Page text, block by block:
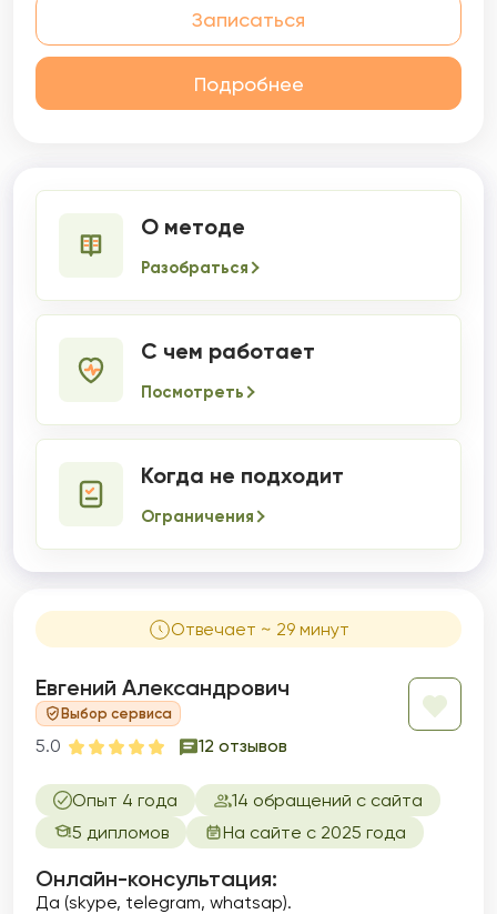
Записаться
Подробнее
О методе
Разобраться
С чем работает
Посмотреть
Когда не подходит
Ограничения
Отвечает ~ 29 минут
Евгений Александрович
Выбор сервиса
5.0 12 отзывов
Опыт 4 года
14 обращений с сайта
5 дипломов
На сайте с 2025 года
Онлайн-консультация:
Да (skype, telegram, whatsap).